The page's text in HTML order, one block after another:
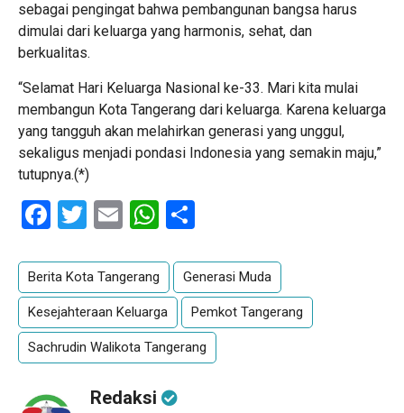
sebagai pengingat bahwa pembangunan bangsa harus
dimulai dari keluarga yang harmonis, sehat, dan
berkualitas.
“Selamat Hari Keluarga Nasional ke-33. Mari kita mulai
membangun Kota Tangerang dari keluarga. Karena keluarga
yang tangguh akan melahirkan generasi yang unggul,
sekaligus menjadi pondasi Indonesia yang semakin maju,”
tutupnya.(*)
Facebook
Twitter
EmailWhatsApp
Berita Kota Tangerang Generasi Muda
Kesejahteraan Keluarga Pemkot Tangerang
Sachrudin Walikota Tangerang
Redaksi